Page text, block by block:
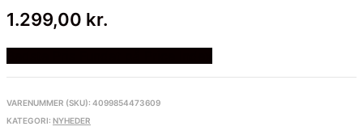
1.299,00 kr.
VARENUMMER (SKU): 4099854473609
KATEGORI: NYHEDER